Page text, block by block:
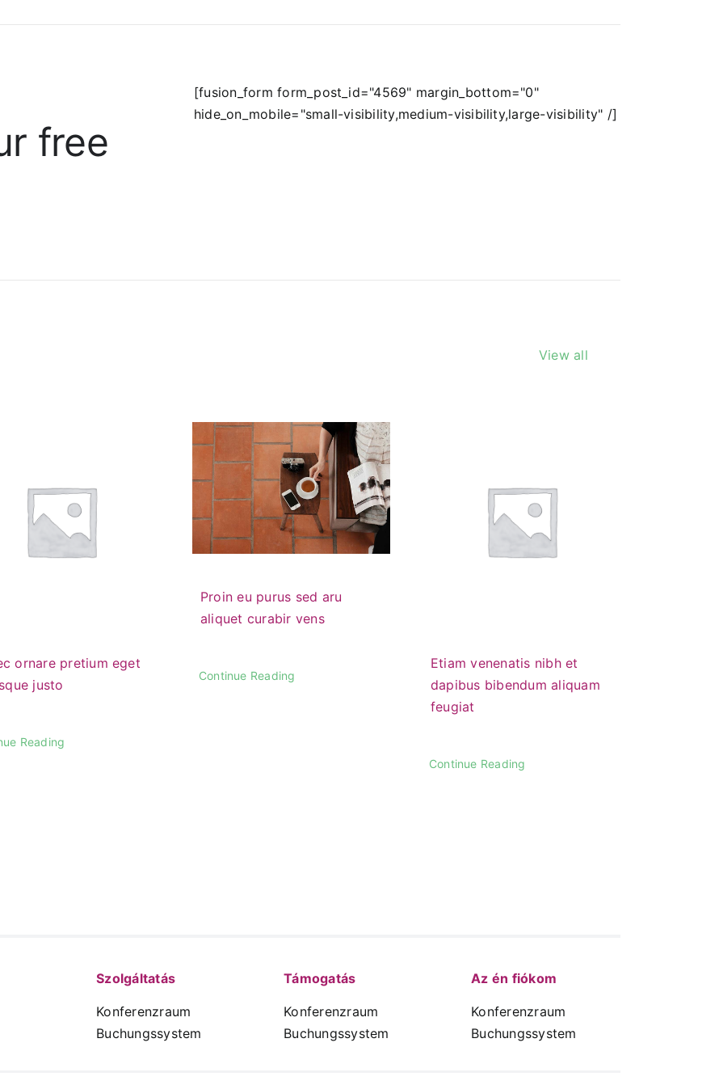
free
[fusion_form form_post_id="4569" margin_bottom="0"
hide_on_mobile="small-visibility,medium-visibility,large-visibility" /]
View all
ornare pretium eget
justo
Reading
Proin eu purus sed aru
aliquet curabir vens
Continue Reading
Etiam venenatis nibh et
dapibus bibendum aliquam
feugiat
Continue Reading
Szolgáltatás
Konferenzraum
Buchungssystem
Támogatás
Konferenzraum
Buchungssystem
Az én fiókom
Konferenzraum
Buchungssystem